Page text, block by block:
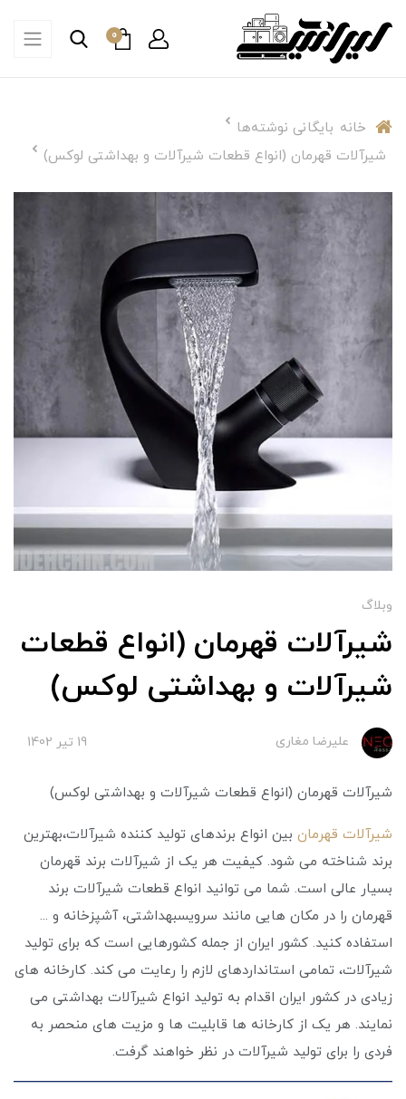
0
خانه بایگانی نوشته‌ها
شیرآلات قهرمان (انواع قطعات شیرآلات و بهداشتی لوکس)
وبلاگ
شیرآلات قهرمان (انواع قطعات
شیرآلات و بهداشتی لوکس)
علیرضا مغاری 19 تير 1402
شیرآلات قهرمان (انواع قطعات شیرآلات و بهداشتی لوکس)
شیرآلات قهرمان بین انواع برندهای تولید کننده شیرآلات،بهترین
برند شناخته می شود. کیفیت هر یک از شیرآلات برند قهرمان
بسیار عالی است. شما می توانید انواع قطعات شیرآلات برند
قهرمان را در مکان‌ هایی مانند سرویسبهداشتی، آشپزخانه و ...
استفاده کنید. کشور ایران از جمله کشورهایی است که برای تولید
شیرآلات، تمامی استانداردهای لازم را رعایت می‌ کند. کارخانه های
زیادی در کشور ایران اقدام به تولید انواع شیرآلات بهداشتی می
نمایند. هر یک از کارخانه ها قابلیت ها و مزیت های منحصر به
فردی را برای تولید شیرآلات در نظر خواهند گرفت.